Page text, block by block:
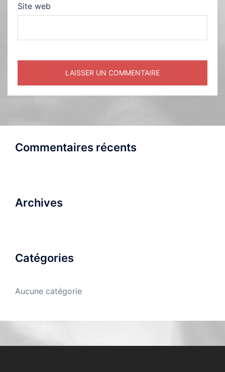
Site web
Commentaires récents
Archives
Catégories
Aucune catégorie